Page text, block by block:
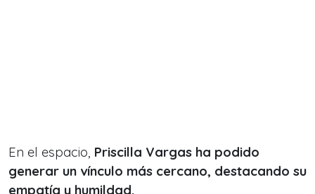
En el espacio, Priscilla Vargas ha podido
generar un vínculo más cercano, destacando su
empatía y humildad.